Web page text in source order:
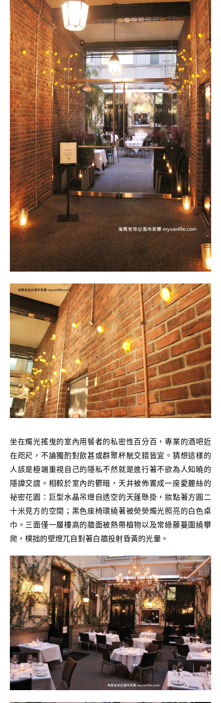
坐在燭光搖曳的室內用餐者的私密性百分百，專業的酒吧近
在咫尺，不論獨酌對飲甚或群聚杯觥交錯皆宜。猜想這樣的
人該是極端重視自己的隱私不然就是進行著不欲為人知曉的
隱諱交誼。相較於室內的鬱暗，天井被佈置成一座愛麗絲的
祕密花園：巨型水晶吊燈自透空的天蓬懸掛，妝點著方圓二
十米見方的空間；黑色座椅環繞著被熒熒燭光照亮的白色桌
巾。三面僅一層樓高的牆面被熱帶植物以及常綠藤蔓圍繞攀
爬，樸拙的壁燈兀自對著白牆投射昏黃的光暈。